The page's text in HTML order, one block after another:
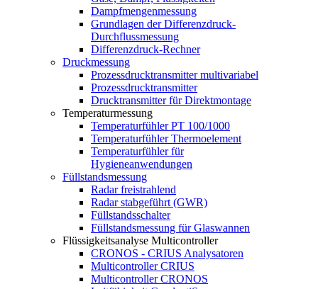
Dampfmengenmessung
Grundlagen der Differenzdruck-
Durchflussmessung
Differenzdruck-Rechner
Druckmessung
Prozessdrucktransmitter multivariabel
Prozessdrucktransmitter
Drucktransmitter für Direktmontage
Temperaturmessung
Temperaturfühler PT 100/1000
Temperaturfühler Thermoelement
Temperaturfühler für
Hygieneanwendungen
Füllstandsmessung
Radar freistrahlend
Radar stabgeführt (GWR)
Füllstandsschalter
Füllstandsmessung für Glaswannen
Flüssigkeitsanalyse Multicontroller
CRONOS - CRIUS Analysatoren
Multicontroller CRIUS
Multicontroller CRONOS